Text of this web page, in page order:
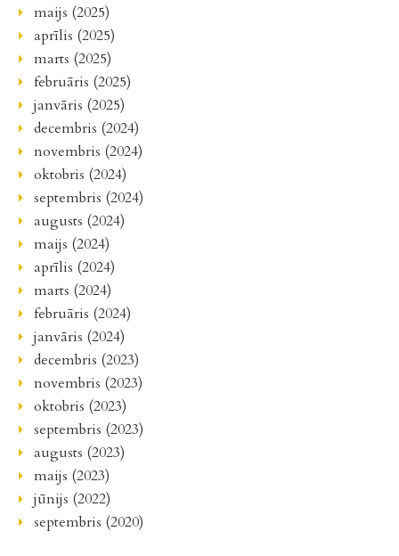
maijs (2025)
aprīlis (2025)
marts (2025)
februāris (2025)
janvāris (2025)
decembris (2024)
novembris (2024)
oktobris (2024)
septembris (2024)
augusts (2024)
maijs (2024)
aprīlis (2024)
marts (2024)
februāris (2024)
janvāris (2024)
decembris (2023)
novembris (2023)
oktobris (2023)
septembris (2023)
augusts (2023)
maijs (2023)
jūnijs (2022)
septembris (2020)